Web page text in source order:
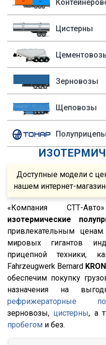
Cobo
Fruehauf
Sacim
Shacman (Shaanxi)
OMSP
OMT
Grappar
Magyar
Menci
Ali Riza Usta
Штурман Кредо
ХТЗ
Meusburger
Feldbinder
ГАЗ
Isuzu
Lonking
1995
1994
1993
1992
1991
1990
P340
P400
P440
R
R420
R440
R450
FH
FH12
FH13
FH440
FMX
FM
FM9.380
TGS
TGX
TGA
XF95
Цистерны
Зерновозы
Щеповозы
Доступные модели с
нашем интернет-
«Компания СТТ-
изотермические
привлекательным
мировых гигантов
прицепной техники,
Fahrzeugwerk Bernard
обеспечим покупку
назначения на
рефрижераторные
зерновозы, цистерны, а
пробегом и без.